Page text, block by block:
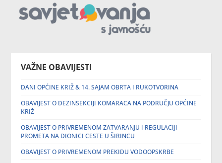
VAŽNE OBAVIJESTI
DANI OPĆINE KRIŽ & 14. SAJAM OBRTA I RUKOTVORINA
OBAVIJEST O DEZINSEKCIJI KOMARACA NA PODRUČJU OPĆINE
KRIŽ
OBAVIJEST O PRIVREMENOM ZATVARANJU I REGULACIJI
PROMETA NA DIONICI CESTE U ŠIRINCU
OBAVIJEST O PRIVREMENOM PREKIDU VODOOPSKRBE